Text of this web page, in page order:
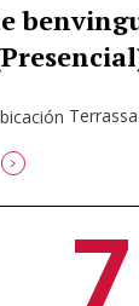
Terrassa
7